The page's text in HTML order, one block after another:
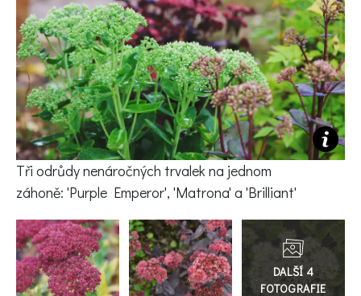
KVÍZY A TESTY
Tři odrůdy nenáročných trvalek na jednom
záhoně: 'Purple Emperor', 'Matrona' a 'Brilliant'
Přejít
do
galerie